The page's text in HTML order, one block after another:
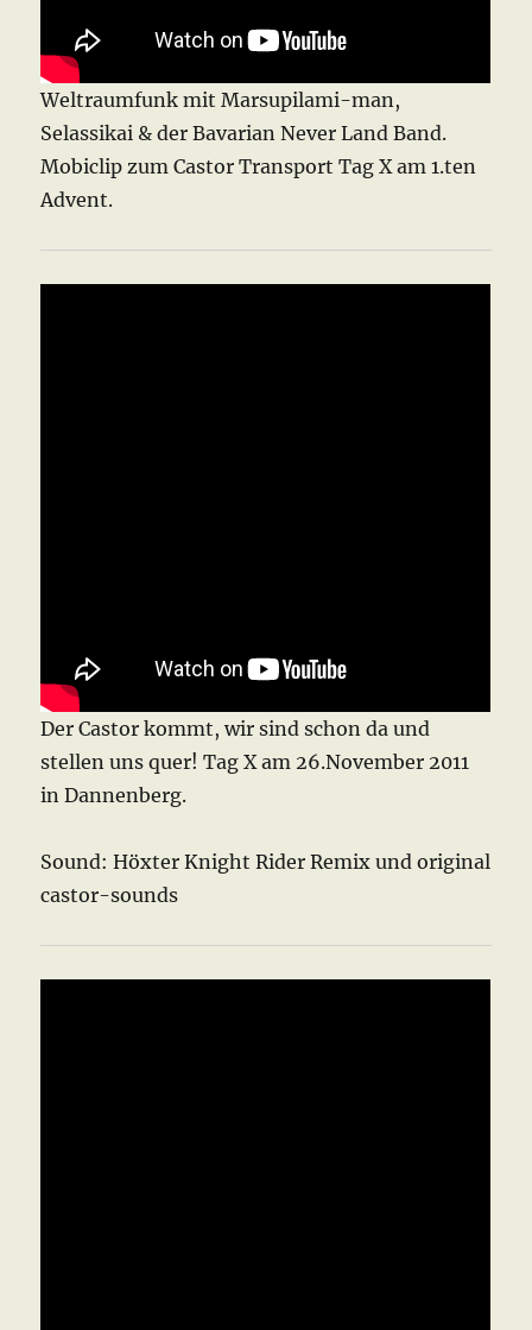
Weltraumfunk mit Marsupilami-man,
Selassikai & der Bavarian Never Land Band.
Mobiclip zum Castor Transport Tag X am 1.ten
Advent.
Der Castor kommt, wir sind schon da und
stellen uns quer! Tag X am 26.November 2011
in Dannenberg.
Sound: Höxter Knight Rider Remix und original
castor-sounds